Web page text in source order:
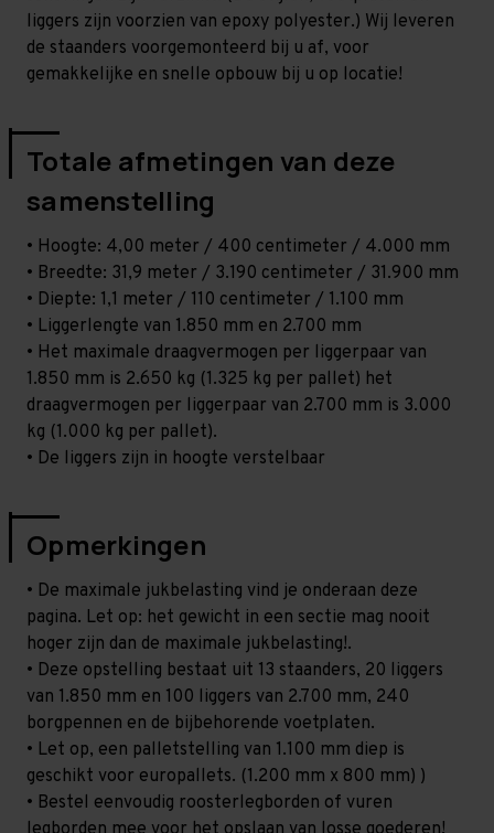
liggers zijn voorzien van epoxy polyester.) Wij leveren
de staanders voorgemonteerd bij u af, voor
gemakkelijke en snelle opbouw bij u op locatie!
Totale afmetingen van deze
samenstelling
• Hoogte: 4,00 meter / 400 centimeter / 4.000 mm
• Breedte: 31,9 meter / 3.190 centimeter / 31.900 mm
• Diepte: 1,1 meter / 110 centimeter / 1.100 mm
• Liggerlengte van 1.850 mm en 2.700 mm
• Het maximale draagvermogen per liggerpaar van
1.850 mm is 2.650 kg (1.325 kg per pallet) het
draagvermogen per liggerpaar van 2.700 mm is 3.000
kg (1.000 kg per pallet).
• De liggers zijn in hoogte verstelbaar
Opmerkingen
• De maximale jukbelasting vind je onderaan deze
pagina. Let op: het gewicht in een sectie mag nooit
hoger zijn dan de maximale jukbelasting!.
• Deze opstelling bestaat uit 13 staanders, 20 liggers
van 1.850 mm en 100 liggers van 2.700 mm, 240
borgpennen en de bijbehorende voetplaten.
• Let op, een palletstelling van 1.100 mm diep is
geschikt voor europallets. (1.200 mm x 800 mm) )
• Bestel eenvoudig roosterlegborden of vuren